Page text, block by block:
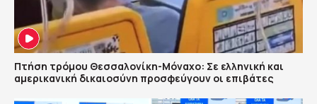
Πτήση τρόμου Θεσσαλονίκη-Μόναχο: Σε ελληνική και
αμερικανική δικαιοσύνη προσφεύγουν οι επιβάτες